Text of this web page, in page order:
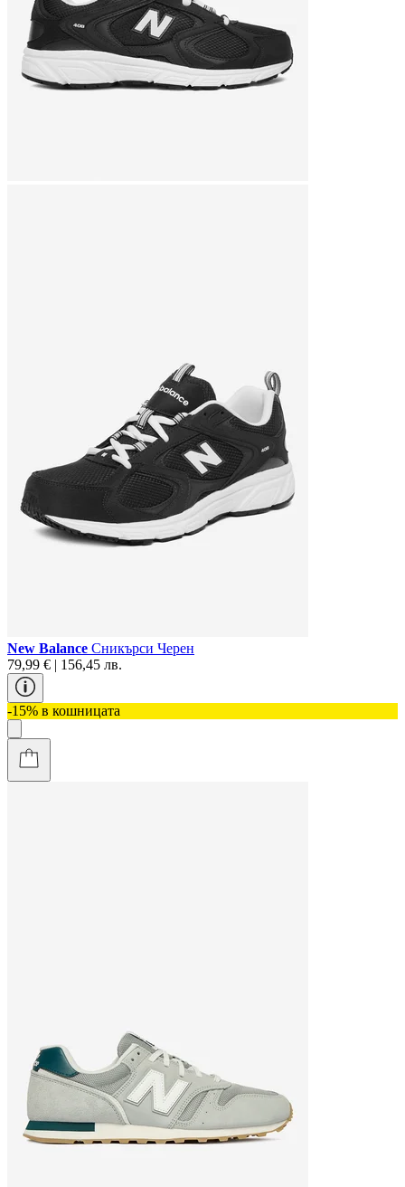
New Balance Сникърси Черен
79,99 € | 156,45 лв.
-15% в кошницата